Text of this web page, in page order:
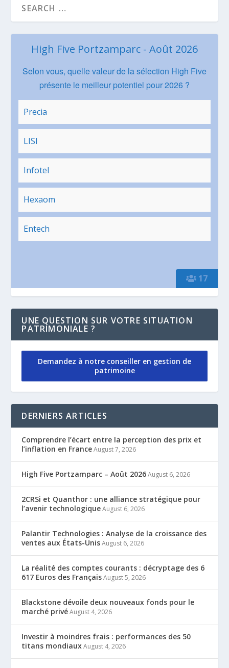
17
High Five Portzamparc - Août 2026
Selon vous, quelle valeur de la sélection High Five
présente le meilleur potentiel pour 2026 ?
Precia
LISI
Infotel
Hexaom
Entech
UNE QUESTION SUR VOTRE SITUATION
PATRIMONIALE ?
Demandez à notre conseiller en gestion de
patrimoine
DERNIERS ARTICLES
Comprendre l’écart entre la perception des prix et
l’inflation en France August 7, 2026
High Five Portzamparc – Août 2026 August 6, 2026
2CRSi et Quanthor : une alliance stratégique pour
l’avenir technologique August 6, 2026
Palantir Technologies : Analyse de la croissance des
ventes aux États-Unis August 6, 2026
La réalité des comptes courants : décryptage des 6
617 Euros des Français August 5, 2026
Blackstone dévoile deux nouveaux fonds pour le
marché privé August 4, 2026
Investir à moindres frais : performances des 50
titans mondiaux August 4, 2026